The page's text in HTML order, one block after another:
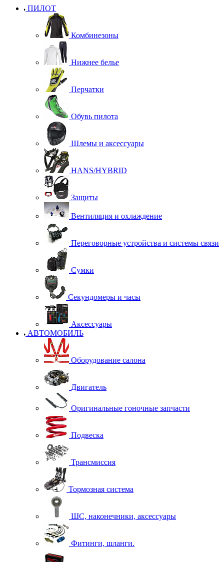
ПИЛОТ
Комбинезоны
Нижнее белье
Перчатки
Обувь пилота
Шлемы и аксессуары
HANS/HYBRID
Защиты
Вентиляция и охлаждение
Переговорные устройства и системы связи
Сумки
Секундомеры и часы
Аксессуары
АВТОМОБИЛЬ
Оборудование салона
Двигатель
Оригинальные гоночные запчасти
Подвеска
Трансмиссия
Тормозная система
ШС, наконечники, аксессуары
Фитинги, шланги.